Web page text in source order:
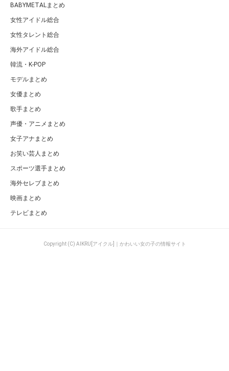
BABYMETALまとめ
女性アイドル総合
女性タレント総合
海外アイドル総合
韓流・K-POP
モデルまとめ
女優まとめ
歌手まとめ
声優・アニメまとめ
女子アナまとめ
お笑い芸人まとめ
スポーツ選手まとめ
海外セレブまとめ
映画まとめ
テレビまとめ
Copyright (C) AIKRU[アイクル]｜かわいい女の子の情報サイト